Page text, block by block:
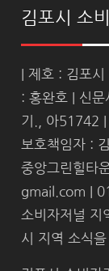
김포시 소
| 제호 : 김포
: 홍완호 | 신
기., 아51742
보호책임자 :
중앙그린힐타
gmail.com |
소비자저널 지
시 지역 소식